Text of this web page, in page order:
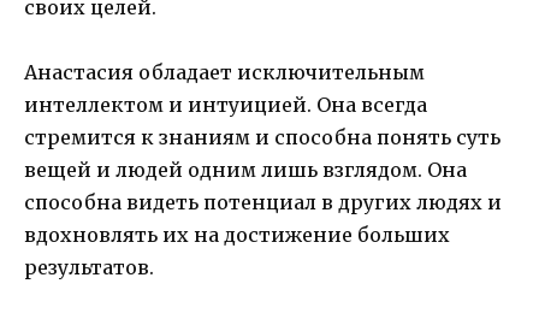
своих целей.
Анастасия обладает исключительным
интеллектом и интуицией. Она всегда
стремится к знаниям и способна понять суть
вещей и людей одним лишь взглядом. Она
способна видеть потенциал в других людях и
вдохновлять их на достижение больших
результатов.